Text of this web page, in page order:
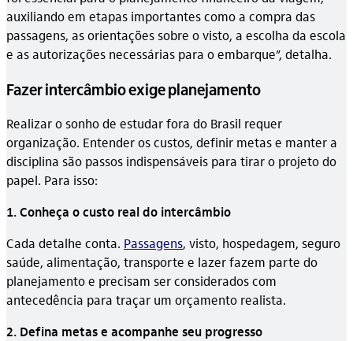
auxiliando em etapas importantes como a compra das
passagens, as orientações sobre o visto, a escolha da escola
e as autorizações necessárias para o embarque”, detalha.
Fazer intercâmbio exige planejamento
Realizar o sonho de estudar fora do Brasil requer
organização. Entender os custos, definir metas e manter a
disciplina são passos indispensáveis para tirar o projeto do
papel. Para isso:
1. Conheça o custo real do intercâmbio
Cada detalhe conta. Passagens, visto, hospedagem, seguro
saúde, alimentação, transporte e lazer fazem parte do
planejamento e precisam ser considerados com
antecedência para traçar um orçamento realista.
2. Defina metas e acompanhe seu progresso